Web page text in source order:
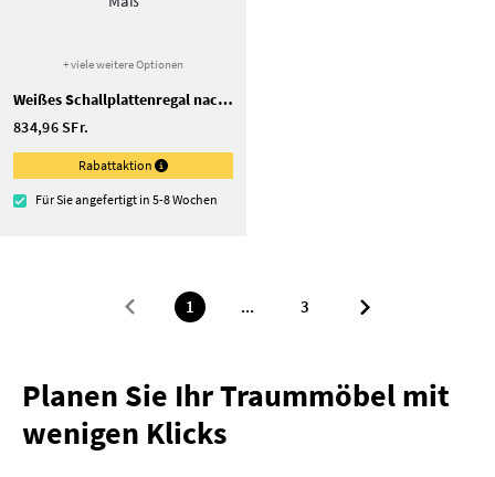
+ viele weitere Optionen
Weißes Schallplattenregal nach Maß
834,96 SFr.
Rabattaktion
Für Sie angefertigt in 5-8 Wochen
1 ... 3
Planen Sie Ihr Traummöbel mit
wenigen Klicks